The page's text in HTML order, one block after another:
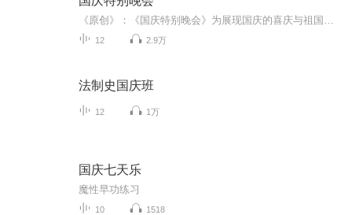
12 2.9万
法制史国庆班
12 1万
国庆七天乐
魔性早功练习
10 1518